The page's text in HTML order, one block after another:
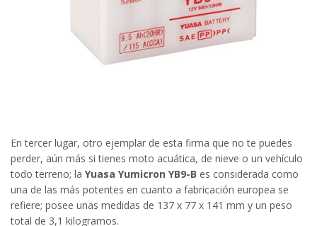
En tercer lugar, otro ejemplar de esta firma que no te puedes
perder, aún más si tienes moto acuática, de nieve o un vehículo
todo terreno; la Yuasa Yumicron YB9-B es considerada como
una de las más potentes en cuanto a fabricación europea se
refiere; posee unas medidas de 137 x 77 x 141 mm y un peso
total de 3,1 kilogramos.